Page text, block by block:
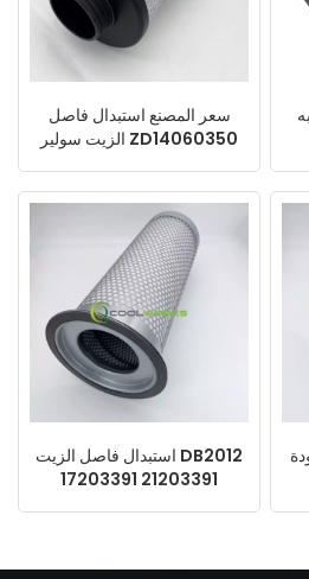
سعر المصنع استبدال فاصل
الزيت سولير ZD14060350
02250083-659
02250106-706
استبدال فاصل الزيت DB2012
17203391 21203391